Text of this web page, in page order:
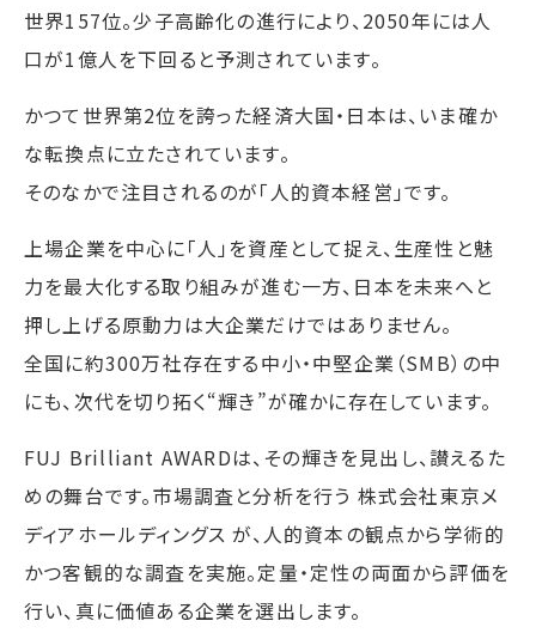
世界157位。少子高齢化の進行により、2050年には人
口が1億人を下回ると予測されています。
かつて世界第2位を誇った経済大国・日本は、いま確か
な転換点に立たされています。
そのなかで注目されるのが「人的資本経営」です。
上場企業を中心に「人」を資産として捉え、生産性と魅
力を最大化する取り組みが進む一方、日本を未来へと
押し上げる原動力は大企業だけではありません。
全国に約300万社存在する中小・中堅企業（SMB）の中
にも、次代を切り拓く“輝き”が確かに存在しています。
FUJ Brilliant AWARDは、その輝きを見出し、讃えるた
めの舞台です。市場調査と分析を行う 株式会社東京メ
ディアホールディングス が、人的資本の観点から学術的
かつ客観的な調査を実施。定量・定性の両面から評価を
行い、真に価値ある企業を選出します。